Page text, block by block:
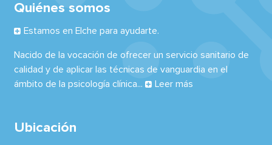
Quiénes somos
Estamos en Elche para ayudarte.
Nacido de la vocación de ofrecer un servicio sanitario de
calidad y de aplicar las técnicas de vanguardia en el
ámbito de la psicología clínica...
Leer más
Ubicación